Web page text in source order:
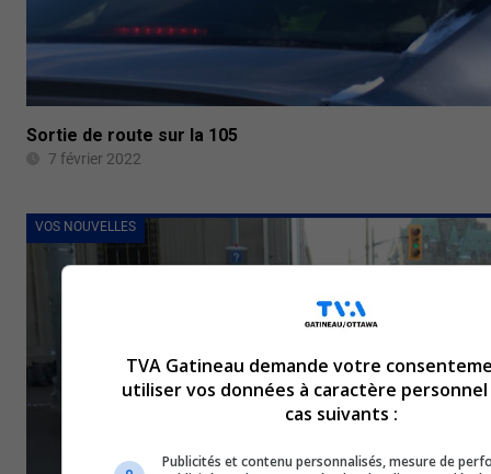
Sortie de route sur la 105
7 février 2022
VOS NOUVELLES
TVA Gatineau demande votre
utiliser vos données à caractère personnel
cas suivants :
Publicités et contenu personnalisés, mesure de